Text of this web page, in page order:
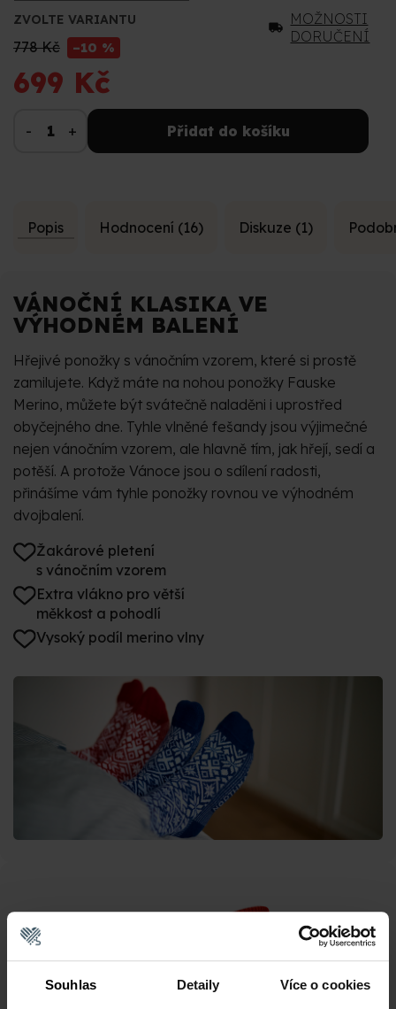
Souhlas Detaily Více o cookies
778 Kč –10 %
699 Kč
ZVOLTE VARIANTU
MOŽNOSTI
DORUČENÍ
Přidat do košíku
Popis Hodnocení (16) Diskuze (1)
VÁNOČNÍ KLASIKA VE
VÝHODNÉM BALENÍ
Hřejivé ponožky s vánočním vzorem, které si prostě
zamilujete. Když máte na nohou ponožky Fauske
Merino, můžete být svátečně naladěni i uprostřed
obyčejného dne. Tyhle vlněné fešandy jsou výjimečné
nejen vánočním vzorem, ale hlavně tím, jak hřejí, sedí a
potěší. A protože Vánoce jsou o sdílení radosti,
přinášíme vám tyhle ponožky rovnou ve výhodném
dvojbalení.
Žakárové pletení
s vánočním vzorem
Extra vlákno pro větší
měkkost a pohodlí
Vysoký podíl merino vlny